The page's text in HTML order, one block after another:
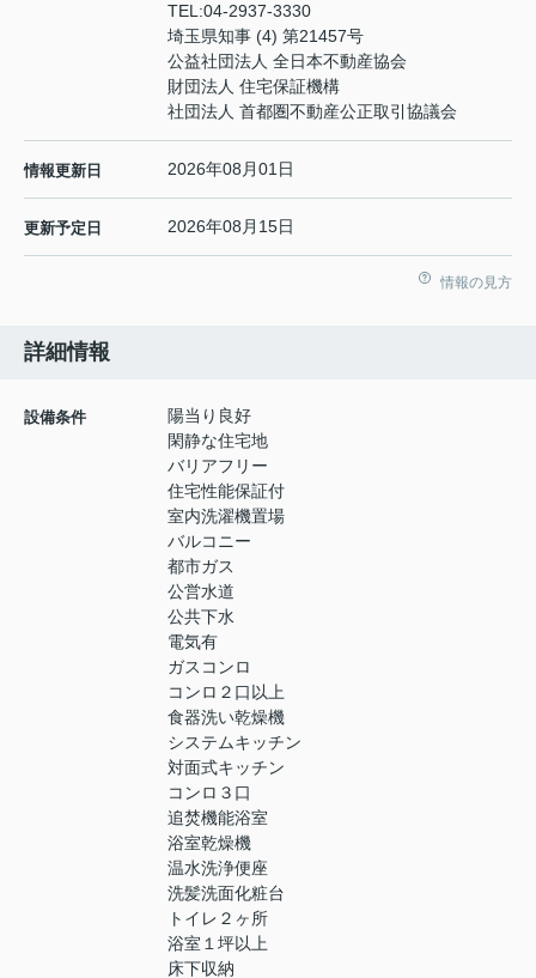
TEL:04-2937-3330
埼玉県知事 (4) 第21457号
公益社団法人 全日本不動産協会
財団法人 住宅保証機構
社団法人 首都圏不動産公正取引協議会
情報更新日 2026年08月01日
更新予定日 2026年08月15日
情報の見方
詳細情報
設備条件
陽当り良好
閑静な住宅地
バリアフリー
住宅性能保証付
室内洗濯機置場
バルコニー
都市ガス
公営水道
公共下水
電気有
ガスコンロ
コンロ２口以上
食器洗い乾燥機
システムキッチン
対面式キッチン
コンロ３口
追焚機能浴室
浴室乾燥機
温水洗浄便座
洗髪洗面化粧台
トイレ２ヶ所
浴室１坪以上
床下収納